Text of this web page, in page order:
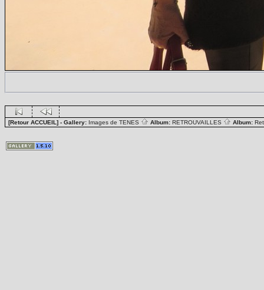
[Retour ACCUEIL] - Gallery: Images de TENES Album: RETROUVAILLES Album: